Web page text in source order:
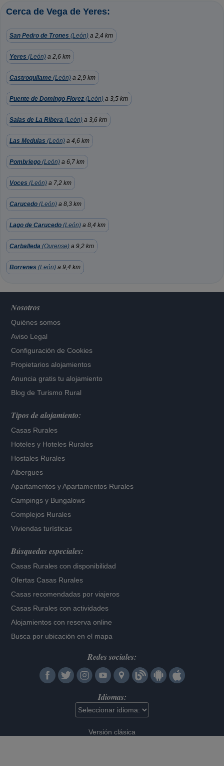
Cerca de Vega de Yeres:
San Pedro de Trones (León) a 2,4 km
Yeres (León) a 2,6 km
Castroquilame (León) a 2,9 km
Puente de Domingo Florez (León) a 3,5 km
Salas de La Ribera (León) a 3,6 km
Las Medulas (León) a 4,6 km
Pombriego (León) a 6,7 km
Voces (León) a 7,2 km
Carucedo (León) a 8,3 km
Lago de Carucedo (León) a 8,4 km
Carballeda (Ourense) a 9,2 km
Borrenes (León) a 9,4 km
Nosotros
Quiénes somos
Aviso Legal
Configuración de Cookies
Propietarios alojamientos
Anuncia gratis tu alojamiento
Blog de Turismo Rural
Tipos de alojamiento:
Casas Rurales
Hoteles y Hoteles Rurales
Hostales Rurales
Albergues
Apartamentos yApartamentos Rurales
Campings y Bungalows
Complejos Rurales
Viviendas turísticas
Búsquedas especiales:
Casas Rurales con disponibilidad
Ofertas Casas Rurales
Casas recomendadas por viajeros
Casas Rurales con actividades
Alojamientos con reserva online
Busca por ubicación en el mapa
Redes sociales:
Idiomas:
Versión clásica